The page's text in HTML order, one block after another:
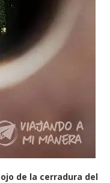
ojo de la cerradura del